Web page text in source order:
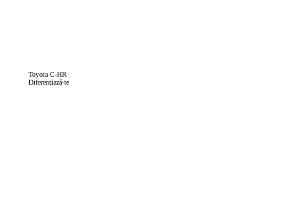
Toyota C-HR
Diferențiază-te